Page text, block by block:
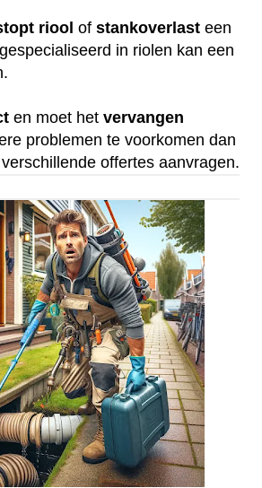
riool of stankoverlast een
in riolen kan een
en moet het vervangen
problemen te voorkomen dan
offertes aanvragen.